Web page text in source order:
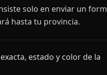
solo en enviar un
hasta tu provincia.
estado y color de la